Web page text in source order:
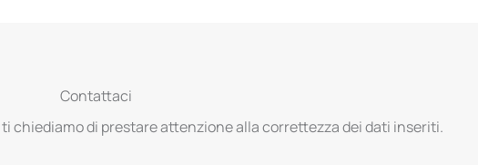
Contattaci
chiediamo di prestare attenzione alla correttezza dei dati inseriti.